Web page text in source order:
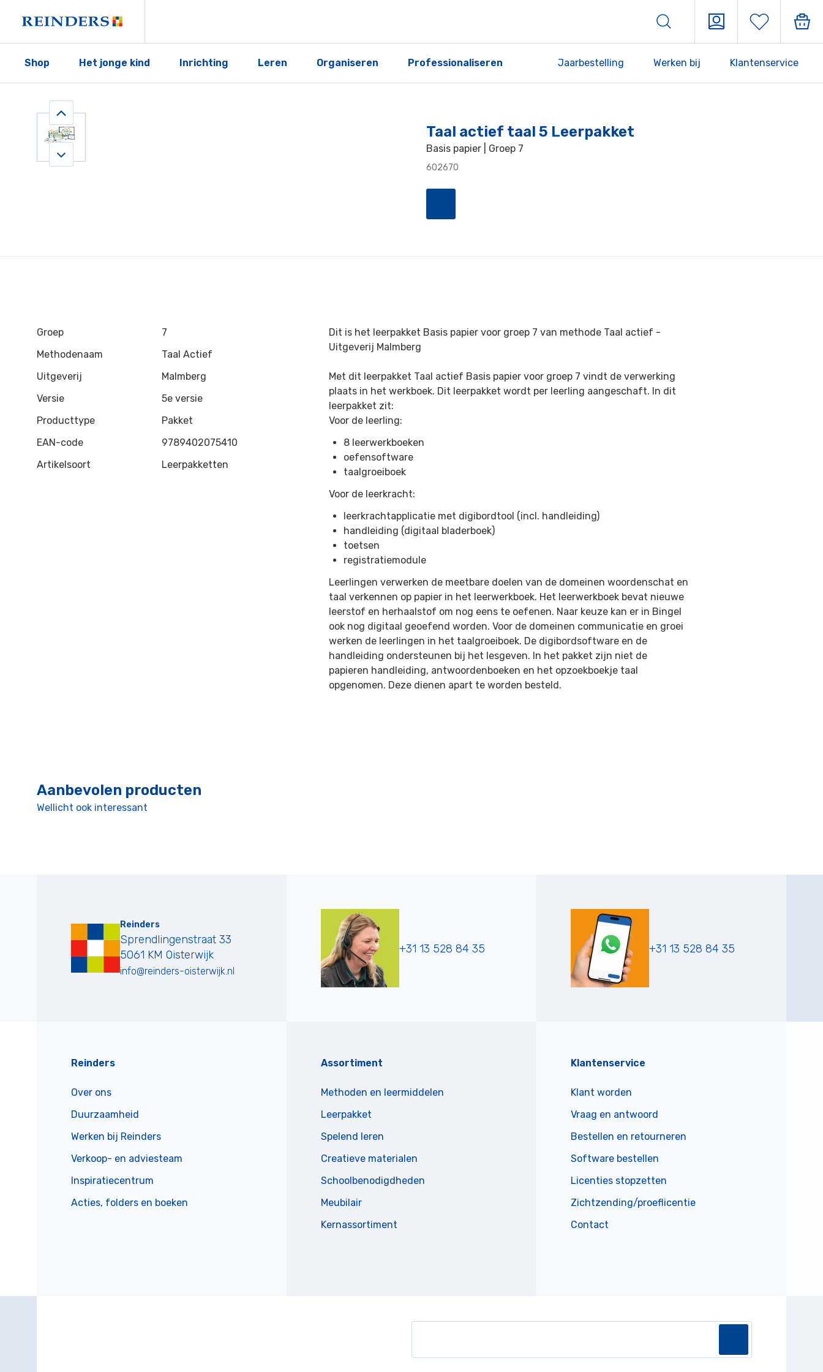
Shop Het jonge kind Inrichting Leren Organiseren Professionaliseren Jaarbestelling Werken bij Klantenservice
Taal actief taal 5 Leerpakket
Basis papier | Groep 7
602670
Groep
7
Methodenaam
Taal Actief
Uitgeverij
Malmberg
Versie
5e versie
Producttype
Pakket
EAN-code
9789402075410
Artikelsoort
Leerpakketten
Dit is het leerpakket Basis papier voor groep 7 van methode Taal actief -
Uitgeverij Malmberg
Met dit leerpakket Taal actief Basis papier voor groep 7 vindt de verwerking
plaats in het werkboek. Dit leerpakket wordt per leerling aangeschaft. In dit
leerpakket zit:
Voor de leerling:
8 leerwerkboeken
oefensoftware
taalgroeiboek
Voor de leerkracht:
leerkrachtapplicatie met digibordtool (incl. handleiding)
handleiding (digitaal bladerboek)
toetsen
registratiemodule
Leerlingen verwerken de meetbare doelen van de domeinen woordenschat en
taal verkennen op papier in het leerwerkboek. Het leerwerkboek bevat nieuwe
leerstof en herhaalstof om nog eens te oefenen. Naar keuze kan er in Bingel
ook nog digitaal geoefend worden. Voor de domeinen communicatie en groei
werken de leerlingen in het taalgroeiboek. De digibordsoftware en de
handleiding ondersteunen bij het lesgeven. In het pakket zijn niet de
papieren handleiding, antwoordenboeken en het opzoekboekje taal
opgenomen. Deze dienen apart te worden besteld.
Aanbevolen producten
Wellicht ook interessant
Reinders
Sprendlingenstraat 33
5061 KM Oisterwijk
info@reinders-oisterwijk.nl
+31 13 528 84 35 +31 13 528 84 35
Reinders
Over ons
Duurzaamheid
Werken bij Reinders
Verkoop- en adviesteam
Inspiratiecentrum
Acties, folders en boeken
Assortiment
Methoden en leermiddelen
Leerpakket
Spelend leren
Creatieve materialen
Schoolbenodigdheden
Meubilair
Kernassortiment
Klantenservice
Klant worden
Vraag en antwoord
Bestellen en retourneren
Software bestellen
Licenties stopzetten
Zichtzending/proeflicentie
Contact